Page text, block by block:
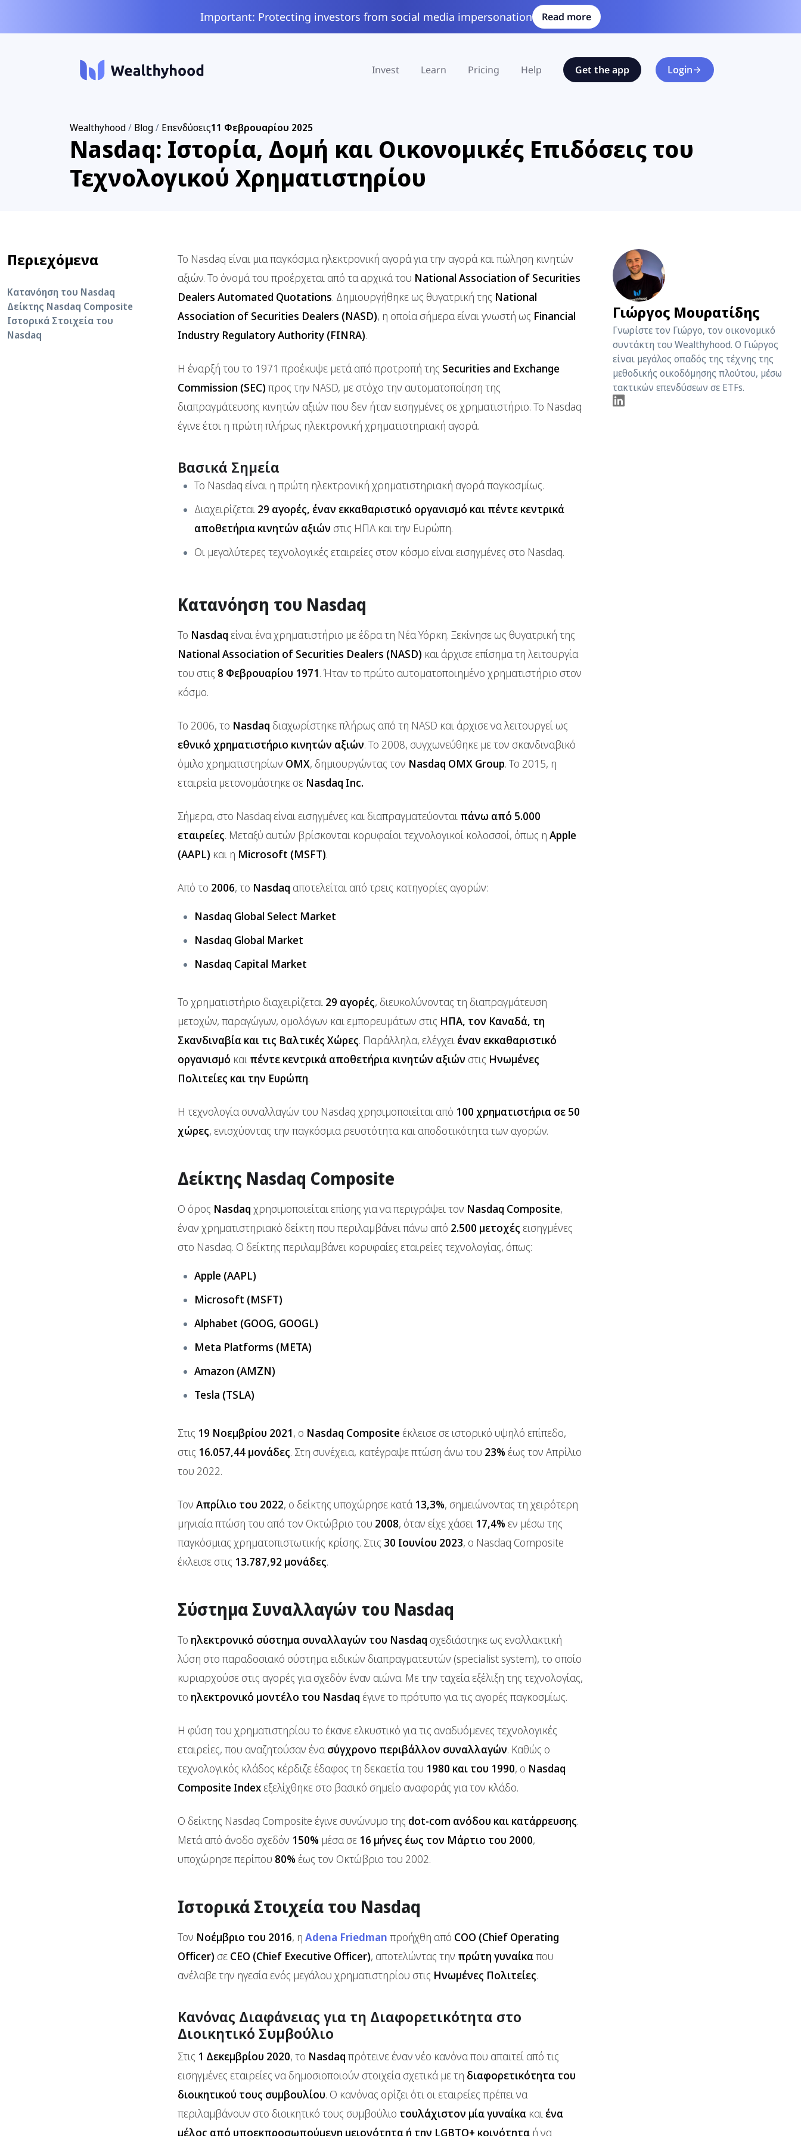
Important: Protecting investors from social media impersonation Read more
Invest Learn Pricing Help Get the app Login
Wealthyhood/ Blog/ Επενδύσεις11 Φεβρουαρίου 2025
Nasdaq: Ιστορία, Δομή και Οικονομικές Επιδόσεις του
Τεχνολογικού Χρηματιστηρίου
Περιεχόμενα
Κατανόηση του Nasdaq
Δείκτης Nasdaq Composite
Ιστορικά Στοιχεία του
Nasdaq
Το Nasdaq είναι μια παγκόσμια ηλεκτρονική αγορά για την αγορά και πώληση κινητών
αξιών. Το όνομά του προέρχεται από τα αρχικά του National Association of Securities
Dealers Automated Quotations. Δημιουργήθηκε ως θυγατρική της National
Association of Securities Dealers (NASD), η οποία σήμερα είναι γνωστή ως Financial
Industry Regulatory Authority (FINRA).
Η έναρξή του το 1971 προέκυψε μετά από προτροπή της Securities and Exchange
Commission (SEC) προς την NASD, με στόχο την αυτοματοποίηση της
διαπραγμάτευσης κινητών αξιών που δεν ήταν εισηγμένες σε χρηματιστήριο. Το Nasdaq
έγινε έτσι η πρώτη πλήρως ηλεκτρονική χρηματιστηριακή αγορά.
Βασικά Σημεία
Το Nasdaq είναι η πρώτη ηλεκτρονική χρηματιστηριακή αγορά παγκοσμίως.
Διαχειρίζεται 29 αγορές, έναν εκκαθαριστικό οργανισμό και πέντε κεντρικά
αποθετήρια κινητών αξιών στις ΗΠΑ και την Ευρώπη.
Οι μεγαλύτερες τεχνολογικές εταιρείες στον κόσμο είναι εισηγμένες στο Nasdaq.
Κατανόηση του Nasdaq
Το Nasdaq είναι ένα χρηματιστήριο με έδρα τη Νέα Υόρκη. Ξεκίνησε ως θυγατρική της
National Association of Securities Dealers (NASD) και άρχισε επίσημα τη λειτουργία
του στις 8 Φεβρουαρίου 1971. Ήταν το πρώτο αυτοματοποιημένο χρηματιστήριο στον
κόσμο.
Το 2006, το Nasdaq διαχωρίστηκε πλήρως από τη NASD και άρχισε να λειτουργεί ως
εθνικό χρηματιστήριο κινητών αξιών. Το 2008, συγχωνεύθηκε με τον σκανδιναβικό
όμιλο χρηματιστηρίων OMX, δημιουργώντας τον Nasdaq OMX Group. Το 2015, η
εταιρεία μετονομάστηκε σε Nasdaq Inc.
Σήμερα, στο Nasdaq είναι εισηγμένες και διαπραγματεύονται πάνω από 5.000
εταιρείες. Μεταξύ αυτών βρίσκονται κορυφαίοι τεχνολογικοί κολοσσοί, όπως η Apple
(AAPL) και η Microsoft (MSFT).
Από το 2006, το Nasdaq αποτελείται από τρεις κατηγορίες αγορών:
Nasdaq Global Select Market
Nasdaq Global Market
Nasdaq Capital Market
Το χρηματιστήριο διαχειρίζεται 29 αγορές, διευκολύνοντας τη διαπραγμάτευση
μετοχών, παραγώγων, ομολόγων και εμπορευμάτων στις ΗΠΑ, τον Καναδά, τη
Σκανδιναβία και τις Βαλτικές Χώρες. Παράλληλα, ελέγχει έναν εκκαθαριστικό
οργανισμό και πέντε κεντρικά αποθετήρια κινητών αξιών στις Ηνωμένες
Πολιτείες και την Ευρώπη.
Η τεχνολογία συναλλαγών του Nasdaq χρησιμοποιείται από 100 χρηματιστήρια σε 50
χώρες, ενισχύοντας την παγκόσμια ρευστότητα και αποδοτικότητα των αγορών.
Δείκτης Nasdaq Composite
Ο όρος Nasdaq χρησιμοποιείται επίσης για να περιγράψει τον Nasdaq Composite,
έναν χρηματιστηριακό δείκτη που περιλαμβάνει πάνω από 2.500 μετοχές εισηγμένες
στο Nasdaq. Ο δείκτης περιλαμβάνει κορυφαίες εταιρείες τεχνολογίας, όπως:
Apple (AAPL)
Microsoft (MSFT)
Alphabet (GOOG, GOOGL)
Meta Platforms (META)
Amazon (AMZN)
Tesla (TSLA)
Στις 19 Νοεμβρίου 2021, ο Nasdaq Composite έκλεισε σε ιστορικό υψηλό επίπεδο,
στις 16.057,44 μονάδες. Στη συνέχεια, κατέγραψε πτώση άνω του 23% έως τον Απρίλιο
του 2022.
Τον Απρίλιο του 2022, ο δείκτης υποχώρησε κατά 13,3%, σημειώνοντας τη χειρότερη
μηνιαία πτώση του από τον Οκτώβριο του 2008, όταν είχε χάσει 17,4% εν μέσω της
παγκόσμιας χρηματοπιστωτικής κρίσης. Στις 30 Ιουνίου 2023, ο Nasdaq Composite
έκλεισε στις 13.787,92 μονάδες.
Σύστημα Συναλλαγών του Nasdaq
Το ηλεκτρονικό σύστημα συναλλαγών του Nasdaq σχεδιάστηκε ως εναλλακτική
λύση στο παραδοσιακό σύστημα ειδικών διαπραγματευτών (specialist system), το οποίο
κυριαρχούσε στις αγορές για σχεδόν έναν αιώνα. Με την ταχεία εξέλιξη της τεχνολογίας,
το ηλεκτρονικό μοντέλο του Nasdaq έγινε το πρότυπο για τις αγορές παγκοσμίως.
Η φύση του χρηματιστηρίου το έκανε ελκυστικό για τις αναδυόμενες τεχνολογικές
εταιρείες, που αναζητούσαν ένασύγχρονο περιβάλλον συναλλαγών. Καθώς ο
τεχνολογικός κλάδος κέρδιζε έδαφος τη δεκαετία του 1980 και του 1990, ο Nasdaq
Composite Indexεξελίχθηκε στο βασικό σημείο αναφοράς για τον κλάδο.
Ο δείκτης Nasdaq Composite έγινε συνώνυμο της dot-com ανόδου και κατάρρευσης.
Μετά από άνοδο σχεδόν 150% μέσα σε 16 μήνες έως τον Μάρτιο του 2000,
υποχώρησε περίπου 80% έως τον Οκτώβριο του 2002.
Ιστορικά Στοιχεία του Nasdaq
Τον Νοέμβριο του 2016, η Adena Friedman προήχθη από COO (Chief Operating
Officer) σε CEO (Chief Executive Officer), αποτελώντας την πρώτη γυναίκαπου
ανέλαβε την ηγεσία ενός μεγάλου χρηματιστηρίου στις Ηνωμένες Πολιτείες.
Κανόνας Διαφάνειας για τη Διαφορετικότητα στο
Διοικητικό Συμβούλιο
Στις 1 Δεκεμβρίου 2020, το Nasdaq πρότεινε έναν νέο κανόνα που απαιτεί από τις
εισηγμένες εταιρείες να δημοσιοποιούν στοιχεία σχετικά με τη διαφορετικότητα του
διοικητικού τους συμβουλίου. Ο κανόνας ορίζει ότι οι εταιρείες πρέπει να
περιλαμβάνουν στο διοικητικό τους συμβούλιο τουλάχιστον μία γυναίκακαι ένα
μέλος από υποεκπροσωπούμενη μειονότητα ή την LGBTQ+ κοινότηταή να
Γιώργος Μουρατίδης
Γνωρίστε τον Γιώργο, τον οικονομικό
συντάκτη του Wealthyhood. O Γιώργος
είναι μεγάλος οπαδός της τέχνης της
μεθοδικής οικοδόμησης πλούτου, μέσω
τακτικών επενδύσεων σε ETFs.